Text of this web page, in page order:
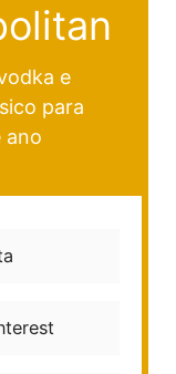
e
para
ano